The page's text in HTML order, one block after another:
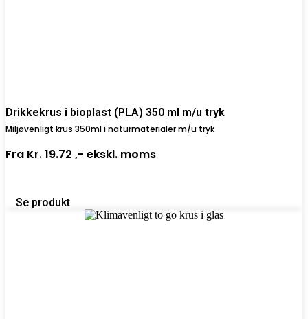
Drikkekrus i bioplast (PLA) 350 ml m/u tryk
Miljøvenligt krus 350ml i naturmaterialer m/u tryk
Fra Kr. 19.72 ,- ekskl. moms
Se produkt